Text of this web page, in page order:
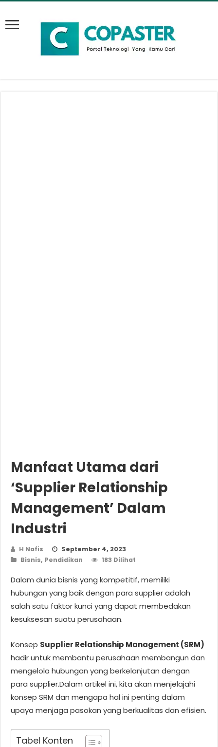
Manfaat Utama dari
‘Supplier Relationship
Management’ Dalam
Industri
H Nafis
September 4, 2023
Bisnis, Pendidikan 183 Dilihat
Dalam dunia bisnis yang kompetitif, memiliki
hubungan yang baik dengan para supplier adalah
salah satu faktor kunci yang dapat membedakan
kesuksesan suatu perusahaan.
Konsep Supplier Relationship Management (SRM)
hadir untuk membantu perusahaan membangun dan
mengelola hubungan yang berkelanjutan dengan
para supplier.Dalam artikel ini, kita akan menjelajahi
konsep SRM dan mengapa hal ini penting dalam
upaya menjaga pasokan yang berkualitas dan efisien.
Tabel Konten